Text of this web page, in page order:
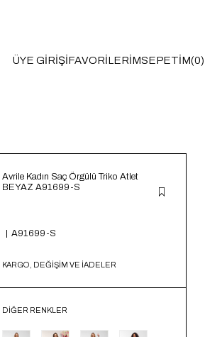
ÜYE GIRIŞIFAVORILERIMSEPETIM 0
Avrile Kadın Saç Örgülü Triko Atlet
BEYAZ A91699-S
A91699-S
KARGO, DEĞİŞİM VE İADELER
DIĞER RENKLER